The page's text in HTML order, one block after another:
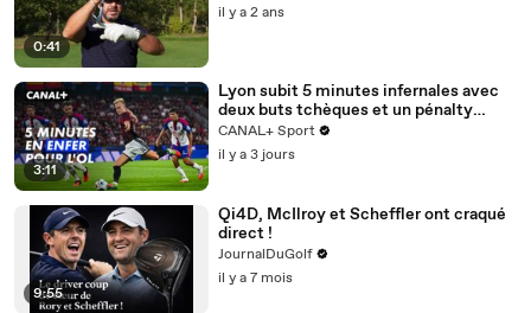
0:41
il y a 2 ans
3:11
Lyon subit 5 minutes infernales avec
deux buts tchèques et un pénalty
manqué - Ligue des champions 2026-
2027
CANAL+ Sport
il y a 3 jours
9:55
Qi4D, McIlroy et Scheffler ont craqué
direct !
JournalDuGolf
il y a 7 mois